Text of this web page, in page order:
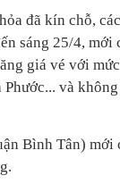
đã kín chỗ,
sáng 25/4,
giá vé với
và
Bình Tân) mới